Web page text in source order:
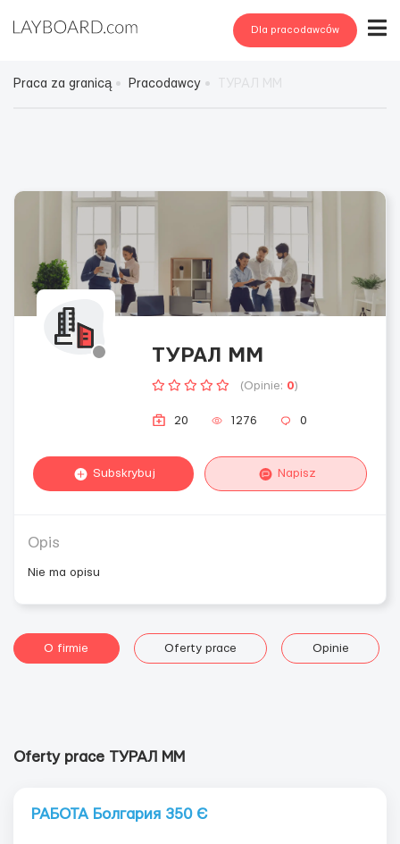
Dla pracodawców
Praca za granicą Pracodawcy
ТУРАЛ ММ
(Opinie: 0)
20 1276 0
Subskrybuj Napisz
Opis
Nie ma opisu
O firmie Oferty prace Opinie
Oferty prace ТУРАЛ ММ
РАБОТА Болгария 350 Є